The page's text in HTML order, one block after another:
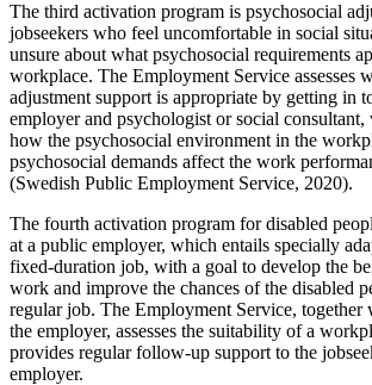
The third activation program is psychosocial
jobseekers who feel uncomfortable in social
unsure about what psychosocial requirements
workplace. The Employment Service assesses
adjustment support is appropriate by getting in
employer and psychologist or social consultant,
how the psychosocial environment in the
psychosocial demands affect the work
(Swedish Public Employment Service, 2020).
The fourth activation program for disabled
at a public employer, which entails specially
fixed-duration job, with a goal to develop the
work and improve the chances of the disabled
regular job. The Employment Service, together
the employer, assesses the suitability of a
provides regular follow-up support to the
employer.